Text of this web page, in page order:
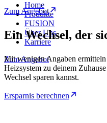
Home
Produkte
FUSION
Über Uns
Karriere
Zum Angebot
Zum Angebot
Ein Wechsel, der
Mit wenigen Angaben
Heizsystem zu deinem
Wechsel sparen kannst.
Ersparnis berechnen